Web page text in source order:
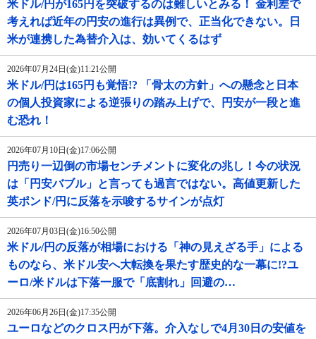
米ドル/円が165円を突破するのは難しいとみる！ 金利差で
考えれば近年の円安の進行は異例で、正当化できない。日
米が連携した為替介入は、効いてくるはず
2026年07月24日(金)11:21公開
米ドル/円は165円も覚悟!? 「骨太の方針」への懸念と日本
の個人投資家による逆張りの踏み上げで、円安が一段と進
む恐れ！
2026年07月10日(金)17:06公開
円売り一辺倒の市場センチメントに変化の兆し！今の状況
は「円安バブル」と言っても過言ではない。高値更新した
英ポンド/円に反落を示唆するサインが点灯
2026年07月03日(金)16:50公開
米ドル/円の反落が相場における「神の見えざる手」による
ものなら、米ドル安へ大転換を果たす歴史的な一幕に!?ユ
ーロ/米ドルは下落一服で「底割れ」回避の…
2026年06月26日(金)17:35公開
ユーロなどのクロス円が下落。介入なしで4月30日の安値を